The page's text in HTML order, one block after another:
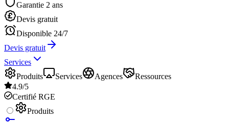
Garantie 2 ans
Devis gratuit
Disponible 24/7
Devis gratuit
Services
Produits
Services Agences
Ressources
4.9/5
Certifié RGE
Produits